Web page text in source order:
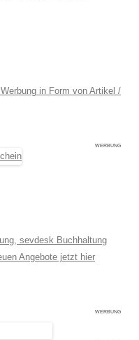
in Form von Artikel /
WERBUNG
sevdesk Buchhaltung
Angebote jetzt hier
WERBUNG